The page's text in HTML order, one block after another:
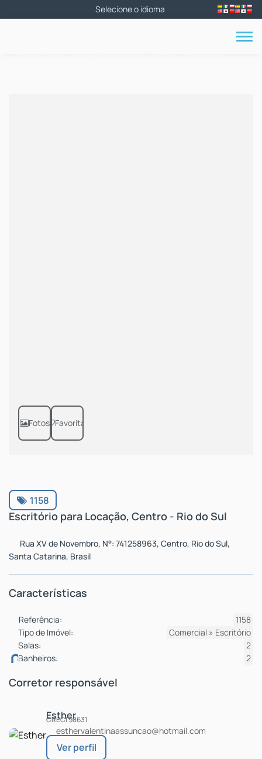
Fotos Favoritar
Escritório para Locação, Centro - Rio do Sul
1158
Rua XV de Novembro, N°: 741258963, Centro, Rio do Sul,
Santa Catarina, Brasil
Características
Referência:
1158
Tipo de Imóvel:
Comercial » Escritório
Salas:
2
Banheiros:
2
Corretor responsável
Esther
CRECI98631
esthervalentinaassuncao@hotmail.com